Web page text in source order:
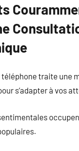
téléphone traite une
s’adapter à vos